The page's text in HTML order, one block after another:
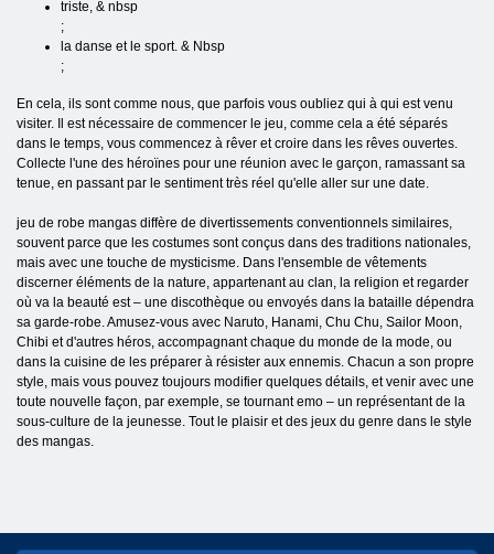
triste, & nbsp
;
la danse et le sport. & Nbsp
;
En cela, ils sont comme nous, que parfois vous oubliez qui à qui est venu
visiter. Il est nécessaire de commencer le jeu, comme cela a été séparés
dans le temps, vous commencez à rêver et croire dans les rêves ouvertes.
Collecte l'une des héroïnes pour une réunion avec le garçon, ramassant sa
tenue, en passant par le sentiment très réel qu'elle aller sur une date.
jeu de robe mangas diffère de divertissements conventionnels similaires,
souvent parce que les costumes sont conçus dans des traditions nationales,
mais avec une touche de mysticisme. Dans l'ensemble de vêtements
discerner éléments de la nature, appartenant au clan, la religion et regarder
où va la beauté est – une discothèque ou envoyés dans la bataille dépendra
sa garde-robe. Amusez-vous avec Naruto, Hanami, Chu Chu, Sailor Moon,
Chibi et d'autres héros, accompagnant chaque du monde de la mode, ou
dans la cuisine de les préparer à résister aux ennemis. Chacun a son propre
style, mais vous pouvez toujours modifier quelques détails, et venir avec une
toute nouvelle façon, par exemple, se tournant emo – un représentant de la
sous-culture de la jeunesse. Tout le plaisir et des jeux du genre dans le style
des mangas.